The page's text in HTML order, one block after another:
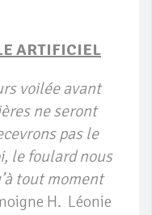
ARTIFICIEL
voilée avant
ne seront
pas le
le foulard nous
tout moment
H. Léonie